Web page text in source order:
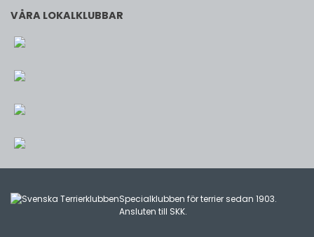
VÅRA LOKALKLUBBAR
Specialklubben för terrier sedan 1903.
Ansluten till SKK.